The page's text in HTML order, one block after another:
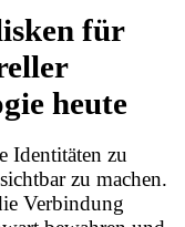
für
heute
Identitäten zu
zu machen.
Verbindung